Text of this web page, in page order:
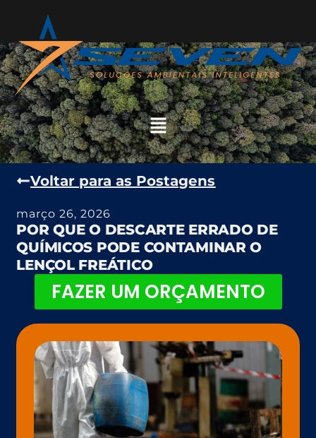
Voltar para as Postagens
março 26, 2026
POR QUE O DESCARTE ERRADO DE
QUÍMICOS PODE CONTAMINAR O
LENÇOL FREÁTICO
FAZER UM ORÇAMENTO